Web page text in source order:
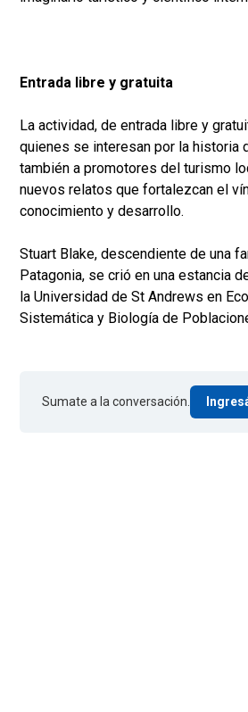
Entrada libre y gratuita
La actividad, de entrada libre y
quienes se interesan por la historia
también a promotores del turismo
nuevos relatos que fortalezcan el
conocimiento y desarrollo.
Stuart Blake, descendiente de una
Patagonia, se crió en una estancia
la Universidad de St Andrews en
Sistemática y Biología de
Sumate a la conversación.